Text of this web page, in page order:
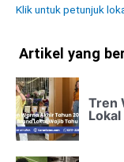
Klik untuk petunjuk
Artikel yang
Tren
Lokal